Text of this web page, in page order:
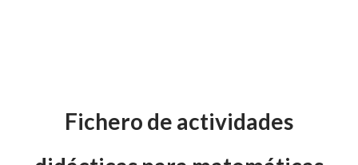
Fichero de actividades